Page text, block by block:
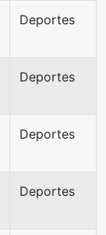
Deportes
Deportes
Deportes
Deportes